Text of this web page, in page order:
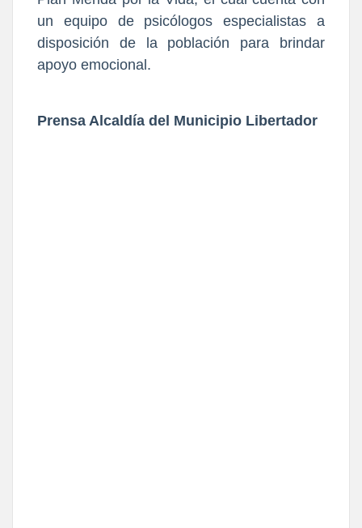
un equipo de psicólogos especialistas a
disposición de la población para brindar
apoyo emocional.
Prensa Alcaldía del Municipio Libertador